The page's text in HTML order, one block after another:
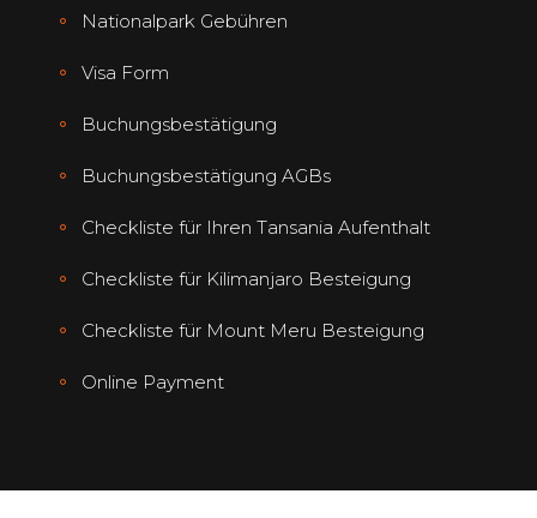
Nationalpark Gebühren
Visa Form
Buchungsbestätigung
Buchungsbestätigung AGBs
Checkliste für Ihren Tansania Aufenthalt
Checkliste für Kilimanjaro Besteigung
Checkliste für Mount Meru Besteigung
Online Payment